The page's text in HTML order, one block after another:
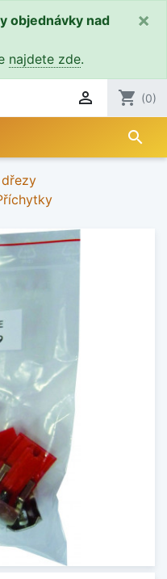
objednávky nad
najdete zde.
×
 shopping_cart (0)
search
dřezy